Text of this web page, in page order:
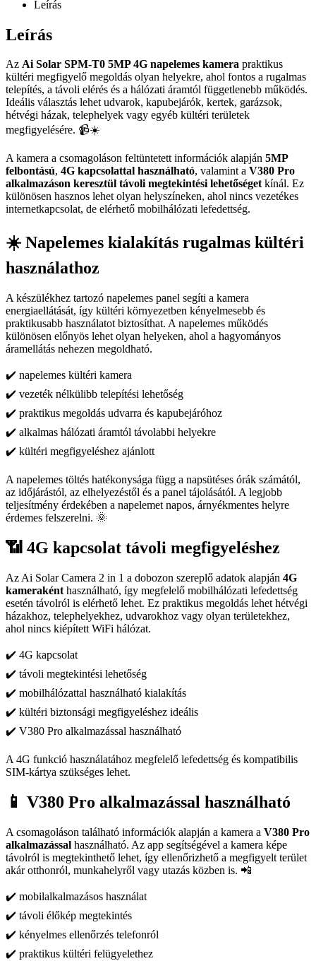
Leírás
Leírás
Az Ai Solar SPM-T0 5MP 4G napelemes kamera praktikus
kültéri megfigyelő megoldás olyan helyekre, ahol fontos a rugalmas
telepítés, a távoli elérés és a hálózati áramtól függetlenebb működés.
Ideális választás lehet udvarok, kapubejárók, kertek, garázsok,
hétvégi házak, telephelyek vagy egyéb kültéri területek
megfigyelésére. 📹☀️
A kamera a csomagoláson feltüntetett információk alapján 5MP
felbontású, 4G kapcsolattal használható, valamint a V380 Pro
alkalmazáson keresztül távoli megtekintési lehetőségetkínál. Ez
különösen hasznos lehet olyan helyszíneken, ahol nincs vezetékes
internetkapcsolat, de elérhető mobilhálózati lefedettség.
☀️ Napelemes kialakítás rugalmas kültéri
használathoz
A készülékhez tartozó napelemes panel segíti a kamera
energiaellátását, így kültéri környezetben kényelmesebb és
praktikusabb használatot biztosíthat. A napelemes működés
különösen előnyös lehet olyan helyeken, ahol a hagyományos
áramellátás nehezen megoldható.
✔️ napelemes kültéri kamera
✔️ vezeték nélkülibb telepítési lehetőség
✔️ praktikus megoldás udvarra és kapubejáróhoz
✔️ alkalmas hálózati áramtól távolabbi helyekre
✔️ kültéri megfigyeléshez ajánlott
A napelemes töltés hatékonysága függ a napsütéses órák számától,
az időjárástól, az elhelyezéstől és a panel tájolásától. A legjobb
teljesítmény érdekében a napelemet napos, árnyékmentes helyre
érdemes felszerelni. 🌞
📶 4G kapcsolat távoli megfigyeléshez
Az Ai Solar Camera 2 in 1 a dobozon szereplő adatok alapján 4G
kameraként használható, így megfelelő mobilhálózati lefedettség
esetén távolról is elérhető lehet. Ez praktikus megoldás lehet hétvégi
házakhoz, telephelyekhez, udvarokhoz vagy olyan területekhez,
ahol nincs kiépített WiFi hálózat.
✔️ 4G kapcsolat
✔️ távoli megtekintési lehetőség
✔️ mobilhálózattal használható kialakítás
✔️ kültéri biztonsági megfigyeléshez ideális
✔️ V380 Pro alkalmazással használható
A 4G funkció használatához megfelelő lefedettség és kompatibilis
SIM-kártya szükséges lehet.
📱 V380 Pro alkalmazással használható
A csomagoláson található információk alapján a kamera a V380 Pro
alkalmazással használható. Az app segítségével a kamera képe
távolról is megtekinthető lehet, így ellenőrizhető a megfigyelt terület
akár otthonról, munkahelyről vagy utazás közben is. 📲
✔️ mobilalkalmazásos használat
✔️ távoli élőkép megtekintés
✔️ kényelmes ellenőrzés telefonról
✔️ praktikus kültéri felügyelethez